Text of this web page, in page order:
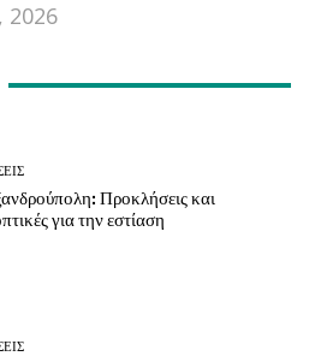
2026
Προκλήσεις και
για την εστίαση